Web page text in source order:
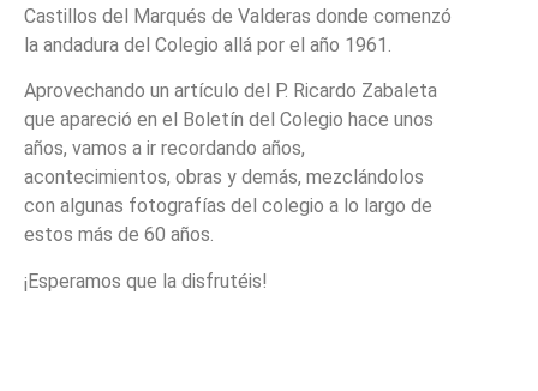
Castillos del Marqués de Valderas donde comenzó
la andadura del Colegio allá por el año 1961.
Aprovechando un artículo del P. Ricardo Zabaleta
que apareció en el Boletín del Colegio hace unos
años, vamos a ir recordando años,
acontecimientos, obras y demás, mezclándolos
con algunas fotografías del colegio a lo largo de
estos más de 60 años.
¡Esperamos que la disfrutéis!